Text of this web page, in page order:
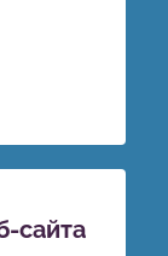
сайта